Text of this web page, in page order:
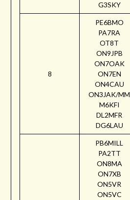
G3SKY
8
PE6BMO
PA7RA
OT8T
ON9JPB
ON7OAK
ON7EN
ON4CAU
ON3JAK/MM
M6KFI
DL2MFR
DG6LAU
PB6MILL
PA2TT
ON8MA
ON7XB
ON5VR
ON5VC